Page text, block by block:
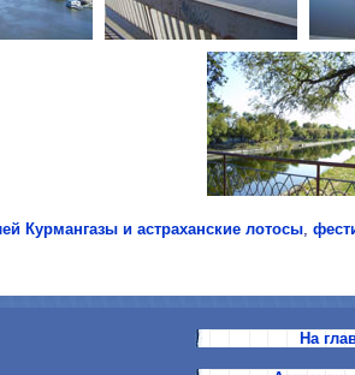
Курмангазы и астраханские лотосы
На